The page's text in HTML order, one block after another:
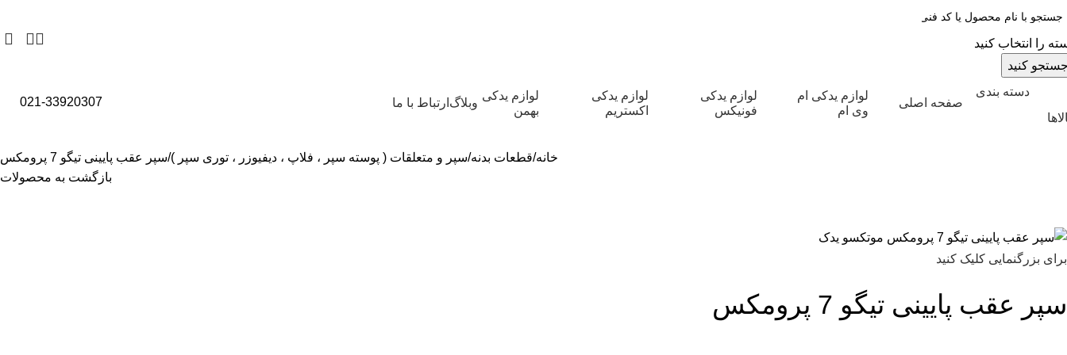
را انتخاب کنید
کنید
دسته بندی
صفحه اصلی
لوازم یدکی ام
وی ام
لوازم یدکی
فونیکس
لوازم یدکی
اکستریم
لوازم یدکی
بهمن
وبلاگ ارتباط با ما 021-33920307
خانه قطعات بدنه سپر و متعلقات ( پوسته سپر ، فلاپ ، دیفیوزر ، توری سپر ) سپر عقب پایینی تیگو 7 پرومکس
بازگشت به محصولات
برای بزرگنمایی کلیک کنید
سپر عقب پایینی تیگو 7 پرومکس